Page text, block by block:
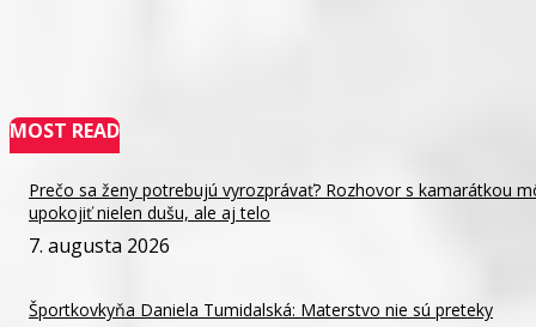
MOST READ
Prečo sa ženy potrebujú vyrozprávať? Rozhovor s kamarátkou
upokojiť nielen dušu, ale aj telo
7. augusta 2026
Športkovkyňa Daniela Tumidalská: Materstvo nie sú preteky